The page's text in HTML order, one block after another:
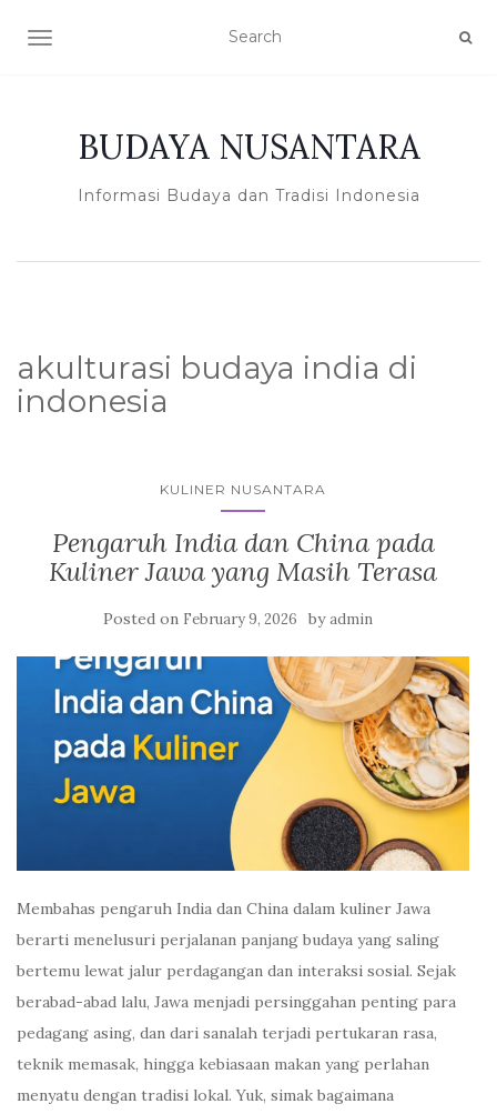
TOGGLE NAVIGATION
BUDAYA NUSANTARA
Informasi Budaya dan Tradisi Indonesia
akulturasi budaya india di
indonesia
KULINER NUSANTARA
Pengaruh India dan China pada
Kuliner Jawa yang Masih Terasa
Posted on February 9, 2026 byadmin
Membahas pengaruh India dan China dalam kuliner Jawa
berarti menelusuri perjalanan panjang budaya yang saling
bertemu lewat jalur perdagangan dan interaksi sosial. Sejak
berabad-abad lalu, Jawa menjadi persinggahan penting para
pedagang asing, dan dari sanalah terjadi pertukaran rasa,
teknik memasak, hingga kebiasaan makan yang perlahan
menyatu dengan tradisi lokal. Yuk, simak bagaimana